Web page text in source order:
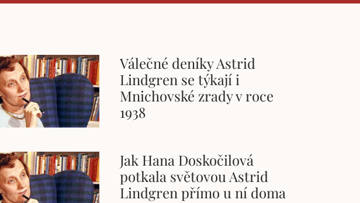
Válečné deníky Astrid
Lindgren se týkají i
Mnichovské zrady v roce
1938
Jak Hana Doskočilová
potkala světovou Astrid
Lindgren přímo u ní doma